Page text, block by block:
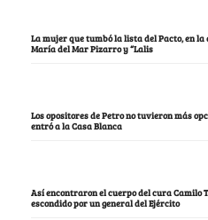
La mujer que tumbó la lista del Pacto, en
María del Mar Pizarro y “Lalis
Los opositores de Petro no tuvieron más
entró a la Casa Blanca
Así encontraron el cuerpo del cura Camilo
escondido por un general del Ejército